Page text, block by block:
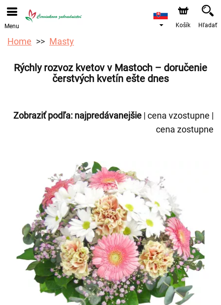
Objednávky prijímame prostredníctvom nášho e-shopu.
Najskorší možný termín doručenia je od 12.8.2026 z
Menu Košík Hľadať
Home Masty
Rýchly rozvoz kvetov v Mastoch – doručenie
čerstvých kvetín ešte dnes
Zobraziť podľa: najpredávanejšie | cena vzostupne |
cena zostupne